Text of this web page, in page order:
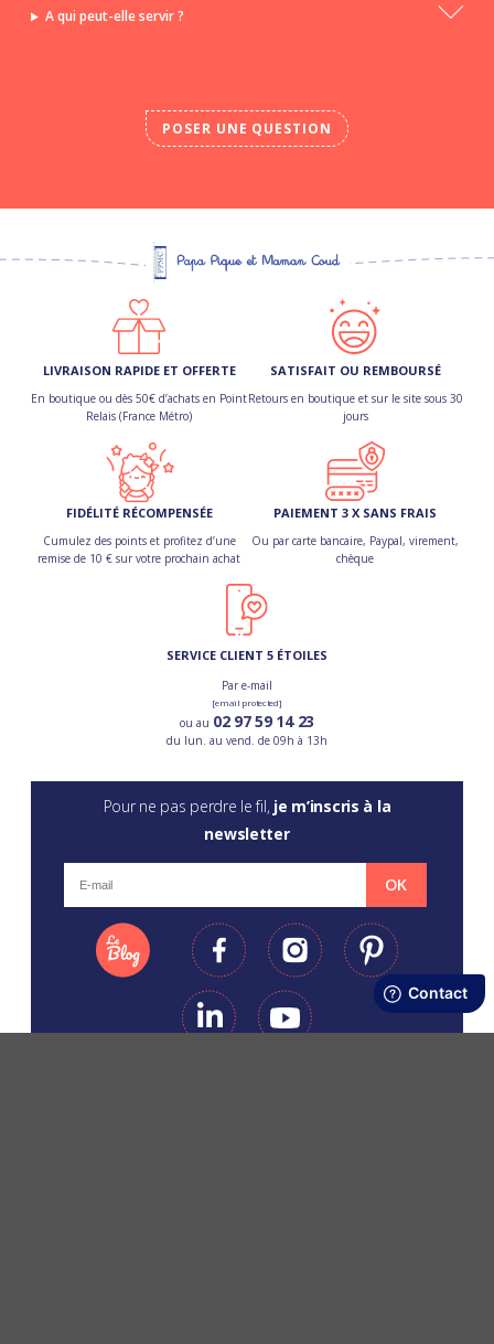
A qui peut-elle servir ?
POSER UNE QUESTION
LIVRAISON RAPIDE ET OFFERTE
En boutique ou dès 50€ d’achats en Point
Relais (France Métro)
SATISFAIT OU REMBOURSÉ
Retours en boutique et sur le site sous 30
jours
FIDÉLITÉ RÉCOMPENSÉE
Cumulez des points et profitez d’une
remise de 10 € sur votre prochain achat
PAIEMENT 3 X SANS FRAIS
Ou par carte bancaire, Paypal, virement,
chèque
SERVICE CLIENT 5 ÉTOILES
Par e-mail
[email protected]
ou au 02 97 59 14 23
du lun. au vend. de 09h à 13h
Pour ne pas perdre le fil, je m’inscris à la
newsletter
OK